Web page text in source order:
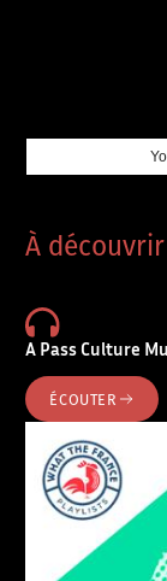
À
A Pass Culture
ÉCOUTER